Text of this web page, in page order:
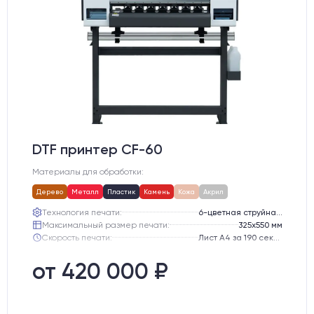
DTF принтер CF-60
Материалы для обработки:
Дерево Металл Пластик Камень Кожа Акрил
Технология печати:
Максимальный размер печати:
325x550 мм
Скорость печати:
Лист А4 за 190 секунд
от 420 000 ₽